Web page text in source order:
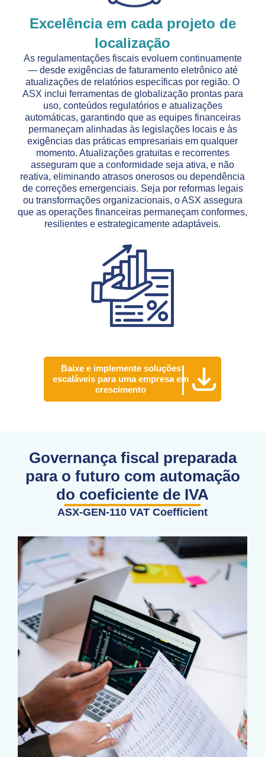
Excelência em cada projeto de
localização
As regulamentações fiscais evoluem continuamente
— desde exigências de faturamento eletrônico até
atualizações de relatórios específicas por região. O
ASX inclui ferramentas de globalização prontas para
uso, conteúdos regulatórios e atualizações
automáticas, garantindo que as equipes financeiras
permaneçam alinhadas às legislações locais e às
exigências das práticas empresariais em qualquer
momento. Atualizações gratuitas e recorrentes
asseguram que a conformidade seja ativa, e não
reativa, eliminando atrasos onerosos ou dependência
de correções emergenciais. Seja por reformas legais
ou transformações organizacionais, o ASX assegura
que as operações financeiras permaneçam conformes,
resilientes e estrategicamente adaptáveis.
Baixe e implemente soluções
escaláveis para uma empresa em
crescimento
Governança fiscal preparada
para o futuro com automação
do coeficiente de IVA
ASX-GEN-110 VAT Coefficient